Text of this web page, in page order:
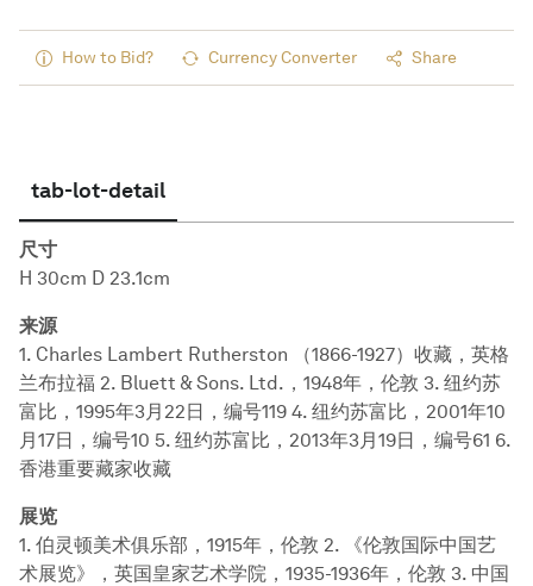
How to Bid? Currency Converter Share
tab-lot-detail
尺寸
H 30cm D 23.1cm
来源
1. Charles Lambert Rutherston （1866-1927）收藏，英格
兰布拉福 2. Bluett & Sons. Ltd.，1948年，伦敦 3. 纽约苏
富比，1995年3月22日，编号119 4. 纽约苏富比，2001年10
月17日，编号10 5. 纽约苏富比，2013年3月19日，编号61 6.
香港重要藏家收藏
展览
1. 伯灵顿美术俱乐部，1915年，伦敦 2. 《伦敦国际中国艺
术展览》，英国皇家艺术学院，1935-1936年，伦敦 3. 中国